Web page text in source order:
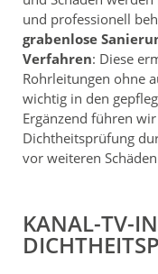
und professionell
grabenlose
Verfahren: Diese
Rohrleitungen ohne
wichtig in den
Ergänzend führen
Dichtheitsprüfung
vor weiteren
KANAL-TV-